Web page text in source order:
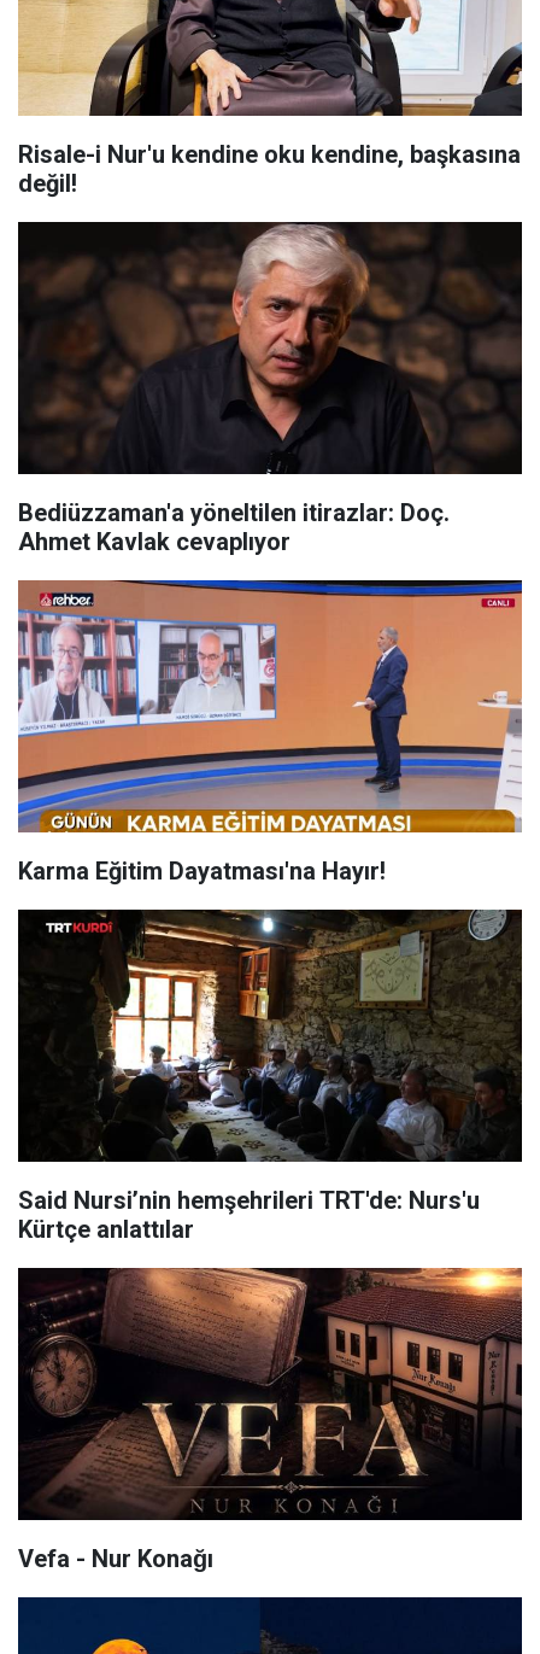
Risale-i Nur'u kendine oku kendine, başkasına
değil!
Bediüzzaman'a yöneltilen itirazlar: Doç.
Ahmet Kavlak cevaplıyor
Karma Eğitim Dayatması'na Hayır!
Said Nursi’nin hemşehrileri TRT'de: Nurs'u
Kürtçe anlattılar
Vefa - Nur Konağı